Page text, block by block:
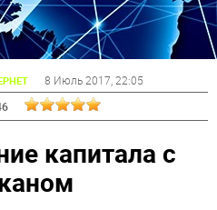
8 Июль 2017 , 22:05
капитала с